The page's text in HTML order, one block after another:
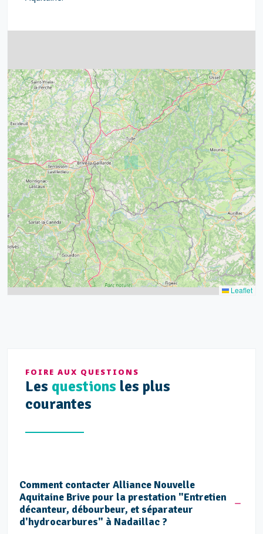
4
15
21
14
32
39
52 68
43
Leaflet
FOIRE AUX QUESTIONS
Les questions les plus
courantes
Comment contacter Alliance Nouvelle
Aquitaine Brive pour la prestation "Entretien
décanteur, débourbeur, et séparateur
d'hydrocarbures" à Nadaillac ?